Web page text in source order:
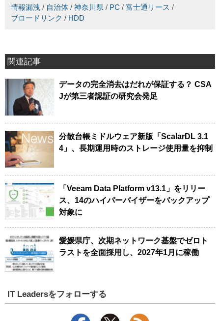
情報漏洩 / 自治体 / 神奈川県 / PC / 富士通リース /
ブロードリンク / HDD
関連記事
データの完全消去はだれが保証する？ CSA
Jが第三者認証の研究会発足
分散台帳ミドルウェア新版「ScalarDL 3.1
4」、長期運用時のストレージ使用量を抑制
「Veeam Data Platform v13.1」をリリー
ス、14のハイパーバイザーをバックアップ
対象に
愛媛県庁、次期ネットワーク基盤でゼロト
ラストを全面採用し、2027年1月に稼働
IT Leadersをフォローする